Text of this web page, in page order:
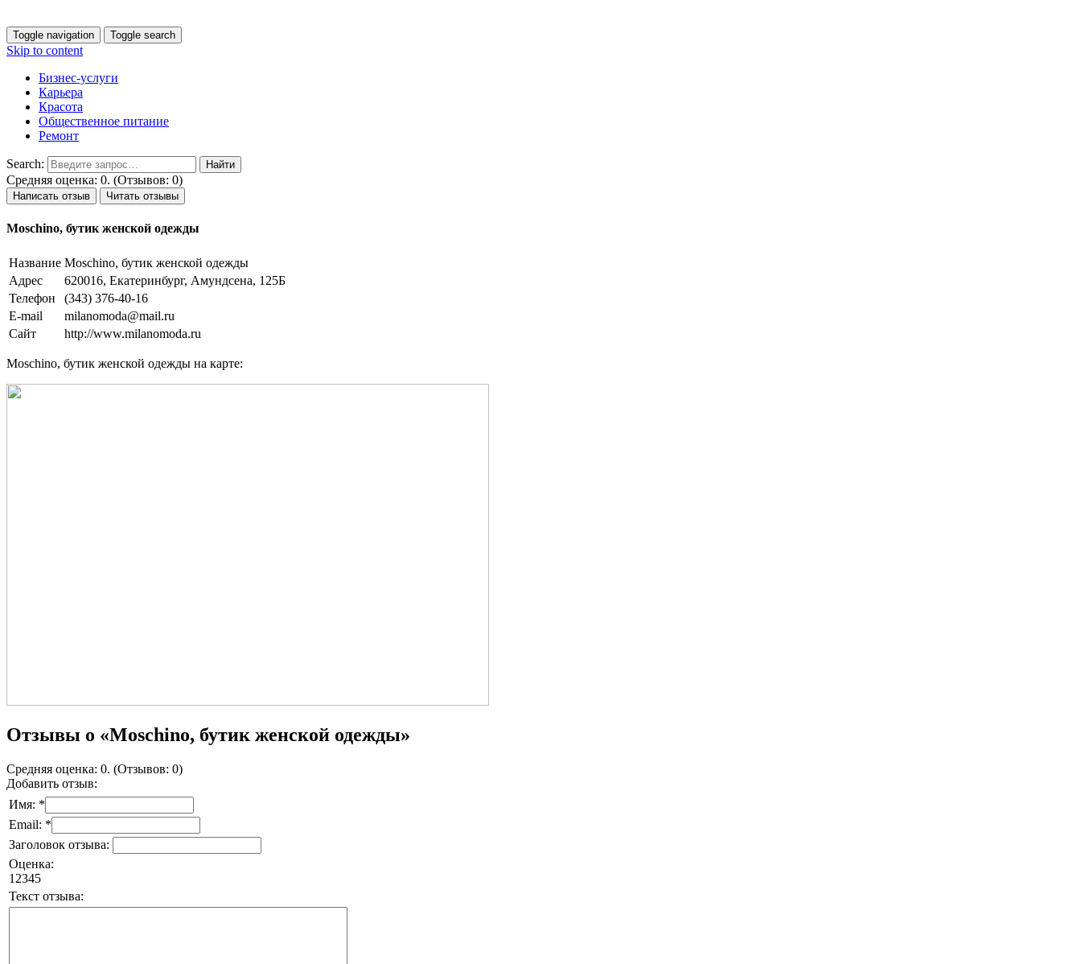
Toggle navigation Toggle search
Skip to content
Бизнес-услуги
Карьера
Красота
Общественное питание
Ремонт
Search:
Средняя оценка: 0. (Отзывов: 0)
Написать отзыв Читать отзывы
Moschino, бутик женской одежды
Название Moschino, бутик женской одежды
Адрес
620016, Екатеринбург, Амундсена, 125Б
Телефон
(343) 376-40-16
E-mail
milanomoda@mail.ru
Сайт
http://www.milanomoda.ru
Moschino, бутик женской одежды на карте:
Отзывы о «Moschino, бутик женской одежды»
Средняя оценка: 0. (Отзывов: 0)
Добавить отзыв:
Имя: *
Email: *
Заголовок отзыва:
Оценка:
1 2345
Текст отзыва: